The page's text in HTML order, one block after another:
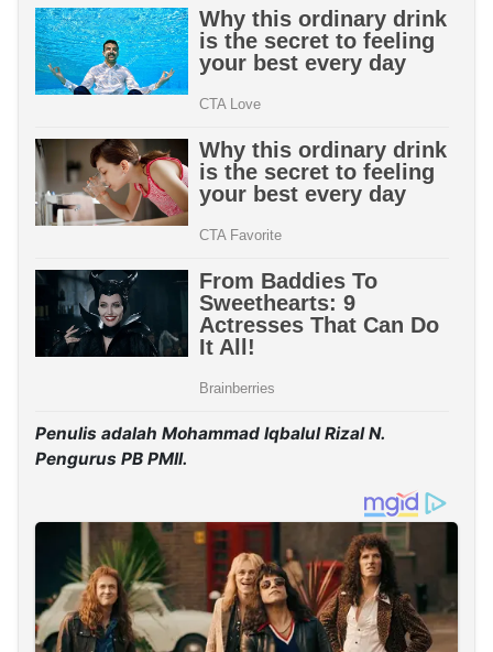
Penulis adalah Mohammad Iqbalul Rizal N.
Pengurus PB PMII.